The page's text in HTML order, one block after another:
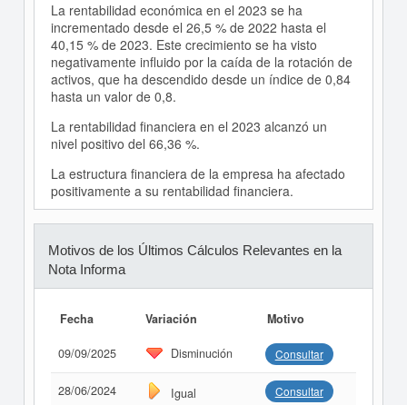
La rentabilidad económica en el 2023 se ha
incrementado desde el 26,5 % de 2022 hasta el
40,15 % de 2023. Este crecimiento se ha visto
negativamente influido por la caída de la rotación de
activos, que ha descendido desde un índice de 0,84
hasta un valor de 0,8.
La rentabilidad financiera en el 2023 alcanzó un
nivel positivo del 66,36 %.
La estructura financiera de la empresa ha afectado
positivamente a su rentabilidad financiera.
Motivos de los Últimos Cálculos Relevantes en la
Nota Informa
Fecha Variación Motivo
09/09/2025 Disminución Consultar
28/06/2024 Igual Consultar